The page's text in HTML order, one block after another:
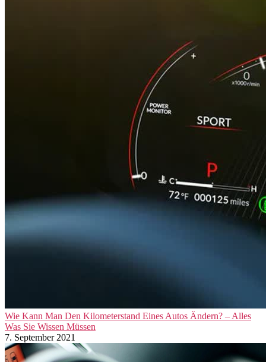
Wie Kann Man Den Kilometerstand Eines Autos Ändern? – Alles
Was Sie Wissen Müssen
7. September 2021